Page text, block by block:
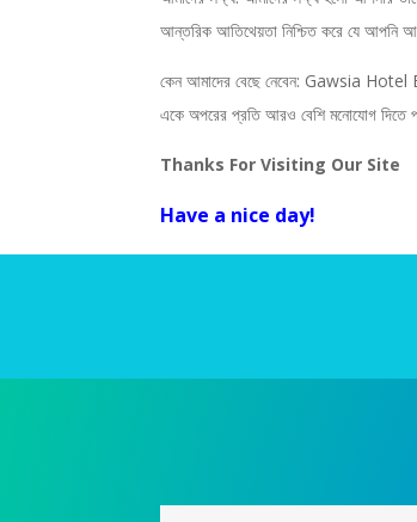
আন্তরিক আতিথেয়তা নিশ্চিত করে যে আপনি
কেন আমাদের বেছে নেবেন: Gawsia Hotel
একে অপরের প্রতি আরও বেশি মনোযোগ দিতে
Thanks For Visiting Our Site
Have a nice day!